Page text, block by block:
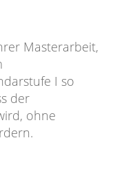
Masterarbeit,
I so
der
ohne